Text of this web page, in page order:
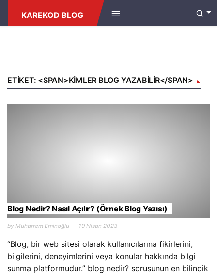
KAREKOD BLOG
ETIKET: <SPAN>KIMLER BLOG YAZABILIR</SPAN>
Blog Nedir? Nasıl Açılır? (Örnek Blog Yazısı)
by Muharrem Eminoğlu 19 Nisan 2023
“Blog, bir web sitesi olarak kullanıcılarına fikirlerini,
bilgilerini, deneyimlerini veya konular hakkında bilgi
sunma platformudur.” blog nedir? sorusunun en bilindik